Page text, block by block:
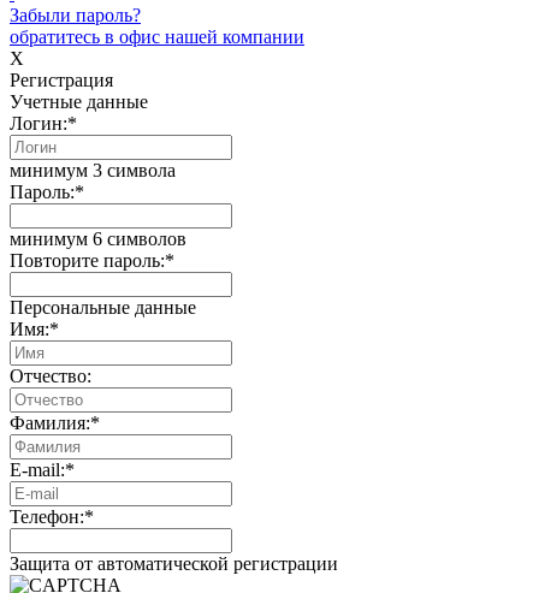
Забыли пароль?
обратитесь в офис нашей компании
X
Регистрация
Учетные данные
Логин:*
минимум 3 символа
Пароль:*
минимум 6 символов
Повторите пароль:*
Персональные данные
Имя:*
Отчество:
Фамилия:*
E-mail:*
Телефон:*
Защита от автоматической регистрации